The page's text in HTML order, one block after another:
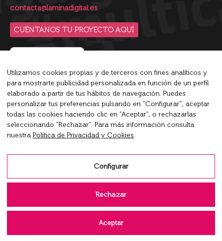
contacta@laminadigital.es
CUÉNTANOS TU PROYECTO AQUÍ
Blip es la plataforma de conversaciones inteligente líder
del mercado que empodera a las empresas a conversar en
su máximo potencial.
opensopensopens
Utilizamos cookies propias y de terceros con fines analíticos y
para mostrarte publicidad personalizada en función de un perfil
elaborado a partir de tus hábitos de navegación. Puedes
personalizar tus preferencias pulsando en "Configurar", aceptar
todas las cookies haciendo clic en "Aceptar", o rechazarlas
seleccionando "Rechazar". Para más información consulta
nuestra Política de Privacidad y Cookies.
Configurar
Rechazar
Aceptar
Política de Privacidad y Cookies
Configurar